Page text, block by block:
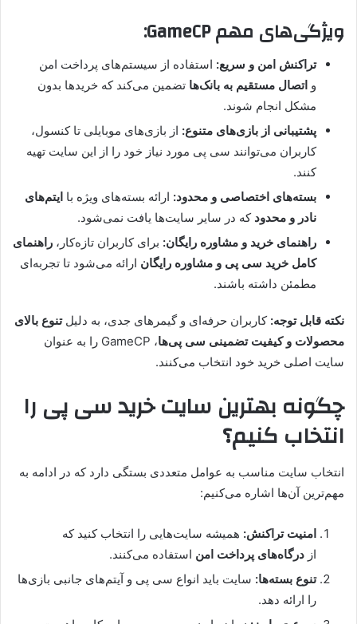
ویژگی‌های مهم GameCP:
تراکنش امن و سریع: استفاده از سیستم‌های پرداخت امن
و اتصال مستقیم به بانک‌ها تضمین می‌کند که خریدها بدون
مشکل انجام شوند.
پشتیبانی از بازی‌های متنوع: از بازی‌های موبایلی تا کنسول،
کاربران می‌توانند سی پی مورد نیاز خود را از این سایت تهیه
کنند.
بسته‌های اختصاصی و محدود: ارائه بسته‌های ویژه با ایتم‌های
نادر و محدود که در سایر سایت‌ها یافت نمی‌شود.
راهنمای خرید و مشاوره رایگان: برای کاربران تازه‌کار، راهنمای
کامل خرید سی پی و مشاوره رایگان ارائه می‌شود تا تجربه‌ای
مطمئن داشته باشند.
نکته قابل توجه: کاربران حرفه‌ای و گیمرهای جدی، به دلیلتنوع بالای
محصولات و کیفیت تضمینی سی پی‌ها
، GameCP را به عنوان
سایت اصلی خرید خود انتخاب می‌کنند.
چگونه بهترین سایت خرید سی پی را
انتخاب کنیم؟
انتخاب سایت مناسب به عوامل متعددی بستگی دارد که در ادامه به
مهم‌ترین آن‌ها اشاره می‌کنیم:
امنیت تراکنش: همیشه سایت‌هایی را انتخاب کنید که
از درگاه‌های پرداخت امن استفاده می‌کنند.
تنوع بسته‌ها: سایت باید انواع سی پی و آیتم‌های جانبی بازی‌ها
را ارائه دهد.